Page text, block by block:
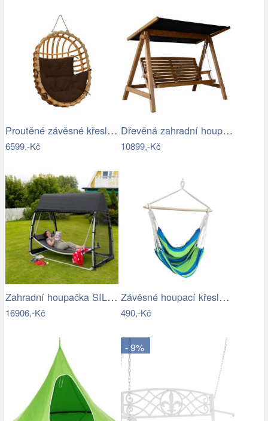
Proutěné závěsné křeslo Lena, přírodní…
6599,-Kč
Dřevěná zahradní houpačka Lucas pro 4…
10899,-Kč
Zahradní houpačka SILASS - GD
16906,-Kč
Závěsné houpací křeslo Cozyz pásek modrá
490,-Kč
- 9%